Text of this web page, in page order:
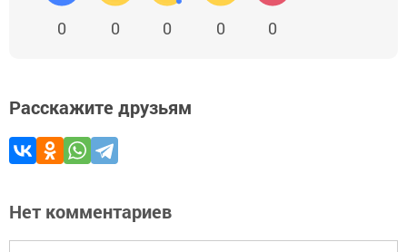
0 0 0 0 0
Расскажите друзьям
Нет комментариев